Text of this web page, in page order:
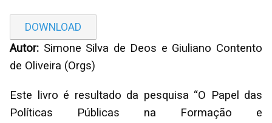
DOWNLOAD
Autor: Simone Silva de Deos e Giuliano Contento
de Oliveira (Orgs)
Este livro é resultado da pesquisa “O Papel das
Políticas Públicas na Formação e